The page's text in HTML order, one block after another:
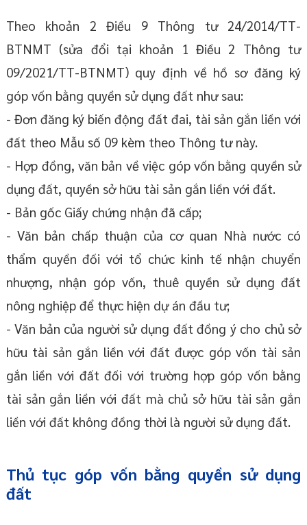
Theo khoản 2 Điều 9 Thông tư 24/2014/TT-
BTNMT (sửa đổi tại khoản 1 Điều 2 Thông tư
09/2021/TT-BTNMT) quy định về hồ sơ đăng ký
góp vốn bằng quyền sử dụng đất như sau:
- Đơn đăng ký biến động đất đai, tài sản gắn liền với
đất theo Mẫu số 09 kèm theo Thông tư này.
- Hợp đồng, văn bản về việc góp vốn bằng quyền sử
dụng đất, quyền sở hữu tài sản gắn liền với đất.
- Bản gốc Giấy chứng nhận đã cấp;
- Văn bản chấp thuận của cơ quan Nhà nước có
thẩm quyền đối với tổ chức kinh tế nhận chuyển
nhượng, nhận góp vốn, thuê quyền sử dụng đất
nông nghiệp để thực hiện dự án đầu tư;
- Văn bản của người sử dụng đất đồng ý cho chủ sở
hữu tài sản gắn liền với đất được góp vốn tài sản
gắn liền với đất đối với trường hợp góp vốn bằng
tài sản gắn liền với đất mà chủ sở hữu tài sản gắn
liền với đất không đồng thời là người sử dụng đất.
Thủ tục góp vốn bằng quyền sử dụng
đất